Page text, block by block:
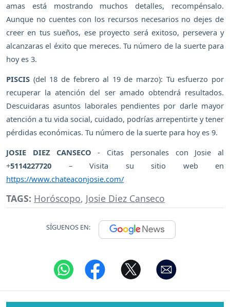
amas está mostrando muchos detalles, recompénsalo.
Aunque no cuentes con los recursos necesarios no dejes de
creer en tus sueños, ese proyecto será exitoso, persevera y
alcanzaras el éxito que mereces. Tu número de la suerte para
hoy es 3.
PISCIS (del 18 de febrero al 19 de marzo): Tu esfuerzo por
recuperar la atención del ser amado obtendrá resultados.
Descuidaras asuntos laborales pendientes por darle mayor
atención a tu vida social, cuidado, podrías arrepentirte y tener
pérdidas económicas. Tu número de la suerte para hoy es 9.
JOSIE DIEZ CANSECO - Citas personales con Josie al
+5114227720 – Visita su sitio web en
https://www.chateaconjosie.com/
TAGS: Horóscopo, Josie Diez Canseco
SÍGUENOS EN: